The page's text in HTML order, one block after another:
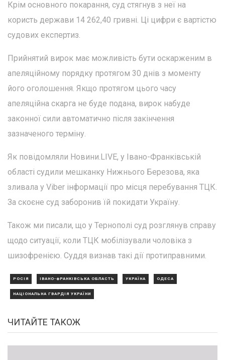
Крім основного покарання, суд стягнув з неї на
користь держави 14 262,40 гривні. Ці цифри є вартістю
судових експертиз.
Прийнятий вирок має можливість бути оскарженим в
апеляційному порядку протягом 30 днів з моменту
його оголошення. Якщо протягом цього часу
апеляційна скарга не буде подана, вирок набуде
законної сили автоматично після закінчення
зазначеного терміну.
Як повідомляли Новини.LIVE, у Івано-Франківській
області судили мешканку Нижнього Березова, яка
зливала у Viber інформації про місця перебування ТЦК.
За скоєне суд заборонив їй покидати Україну.
Також ми писали, що у Тернополі суд розглянув справу
щодо ситуації, коли ТЦК мобілізували чоловіка з
шизофренією. Суддя визнав такі дії протиправними.
РОСІЯ ІВАНО-ФРАНКІВСЬКА ОБЛАСТЬ УКРАЇНА ОДЕСА
НАЦІОНАЛЬНА ГВАРДІЯ УКРАЇНИ
ЧИТАЙТЕ ТАКОЖ